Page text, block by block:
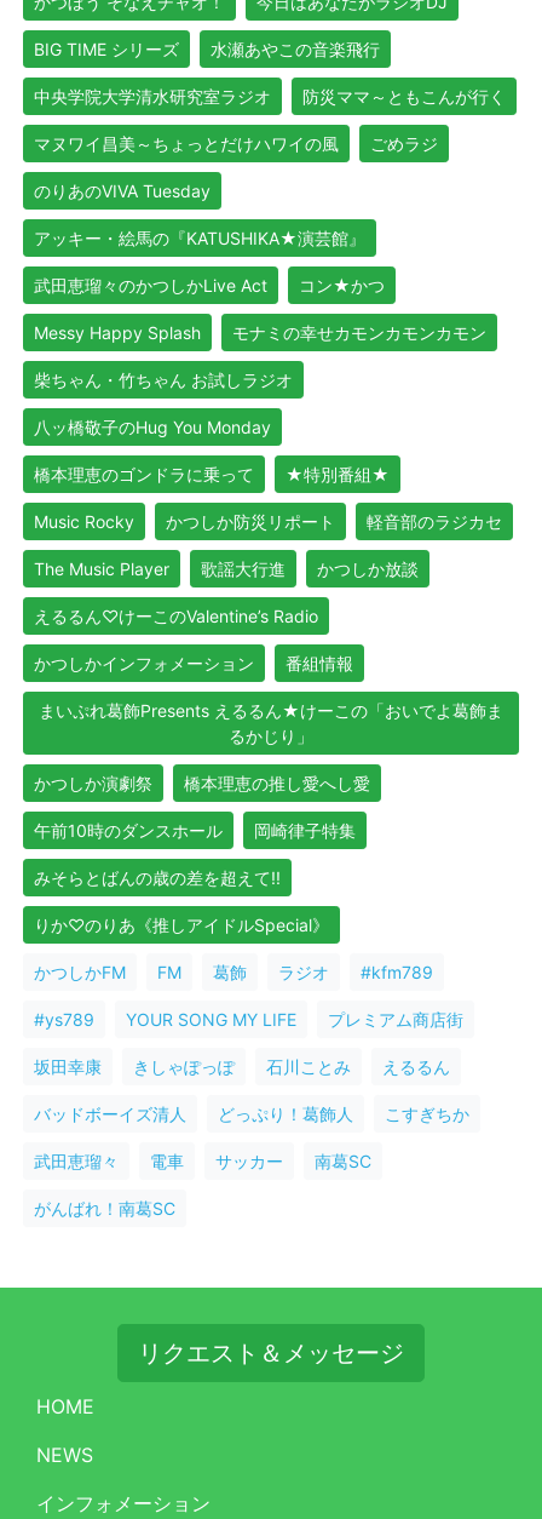
BIG TIME シリーズ 水瀬あやこの音楽飛行
中央学院大学清水研究室ラジオ 防災ママ～ともこんが行く
マヌワイ昌美～ちょっとだけハワイの風 ごめラジ
のりあのVIVA Tuesday
アッキー・絵馬の『KATUSHIKA★演芸館』
武田恵瑠々のかつしかLive Act コン★かつ
Messy Happy Splash モナミの幸せカモンカモンカモン
柴ちゃん・竹ちゃん お試しラジオ
八ッ橋敬子のHug You Monday
橋本理恵のゴンドラに乗って ★特別番組★
Music Rocky かつしか防災リポート 軽音部のラジカセ
The Music Player 歌謡大行進 かつしか放談
えるるん♡けーこのValentine’s Radio
かつしかインフォメーション 番組情報
まいぷれ葛飾Presents えるるん★けーこの「おいでよ葛飾ま
るかじり」
かつしか演劇祭 橋本理恵の推し愛へし愛
午前10時のダンスホール 岡崎律子特集
みそらとばんの歳の差を超えて!!
りか♡のりあ《推しアイドルSpecial》
かつしかFM FM 葛飾 ラジオ #kfm789
#ys789 YOUR SONG MY LIFE プレミアム商店街
坂田幸康 きしゃぽっぽ 石川ことみ えるるん
バッドボーイズ清人 どっぷり！葛飾人 こすぎちか
武田恵瑠々 電車 サッカー 南葛SC
がんばれ！南葛SC
リクエスト＆メッセージ
HOME
NEWS
インフォメーション